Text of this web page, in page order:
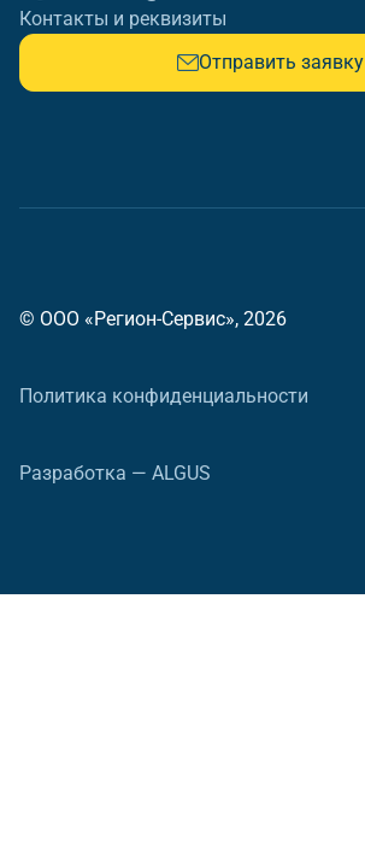
Контакты и реквизиты
Отправить заявку
© ООО «Регион-Сервис», 2026
Политика конфиденциальности
Разработка — ALGUS